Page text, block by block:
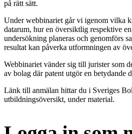
på rätt sätt.
Under webbinariet går vi igenom vilka
datarum, hur en översiktlig respektive
undersökning planeras och genomförs
resultat kan påverka utformningen av
Webbinariet vänder sig till jurister som
av bolag där patent utgör en betydande
Länk till anmälan hittar du i Sveriges
utbildningsöversikt, under material.